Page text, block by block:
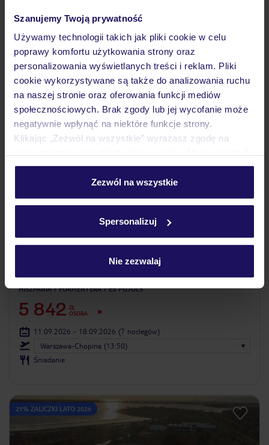
Szanujemy Twoją prywatność
Używamy technologii takich jak pliki cookie w celu
poprawy komfortu użytkowania strony oraz
personalizowania wyświetlanych treści i reklam. Pliki
cookie wykorzystywane są także do analizowania ruchu
na naszej stronie oraz oferowania funkcji mediów
społecznościowych. Brak zgody lub jej wycofanie może
negatywnie wpłynąć na niektóre funkcje strony.
Klikając „Zezwól na wszystkie” wyrażasz zgodę na
personalizować swój wybór wchodząc w zakładkę
Szczegółowe informacje o plikach cookie znajdziesz
Zezwól na wszystkie
Spersonalizuj
Nie zezwalaj
Warszawa-Chopina (13:50)
Dwa posiłki
hotel uznawany za jeden z najlepszych na Formenterze
25% ZALICZKI LATO 2026
Roca Bella
HISZPANIA FORMENTERA ES PUJOLS
5 842 ZŁ
OSOBA
11.09.2026 - 18.09.2026 (7 noclegów)
Warszawa-Chopina (13:50)
Śniadanie
25% ZALICZKI LATO 2026